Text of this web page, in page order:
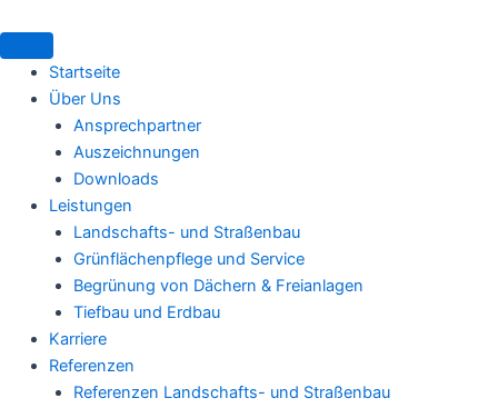
Inhalt
springenStartseite
Über Uns
Ansprechpartner
Auszeichnungen
Downloads
Leistungen
Landschafts- und Straßenbau
Grünflächenpflege und Service
Begrünung von Dächern & Freianlagen
Tiefbau und Erdbau
Karriere
Referenzen
Referenzen Landschafts- und Straßenbau